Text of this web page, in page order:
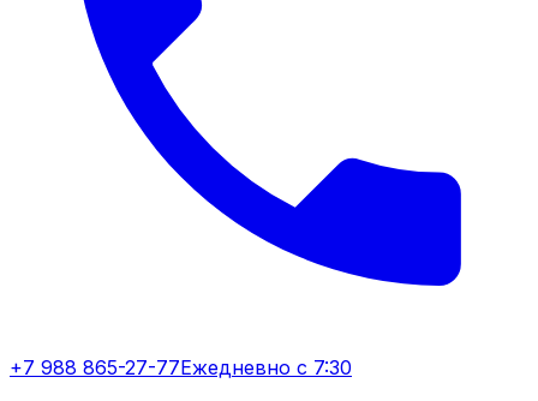
+7 988 865-27-77Ежедневно с 7:30